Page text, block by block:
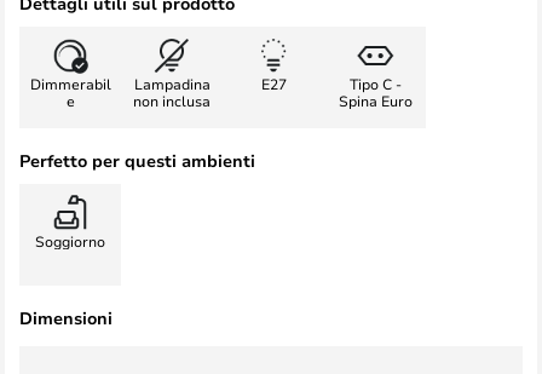
Dimmerabil
e
Lampadina
non inclusa
E27
Tipo C -
Spina Euro
Perfetto per questi ambienti
Soggiorno
Dimensioni